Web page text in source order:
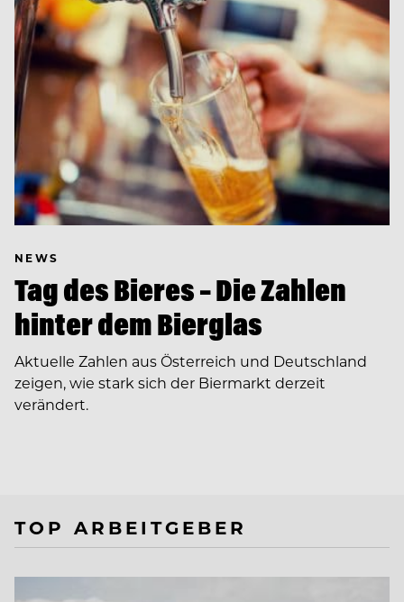
NEWS
Tag des Bieres – Die Zahlen
hinter dem Bierglas
Aktuelle Zahlen aus Österreich und Deutschland
zeigen, wie stark sich der Biermarkt derzeit
verändert.
TOP ARBEITGEBER